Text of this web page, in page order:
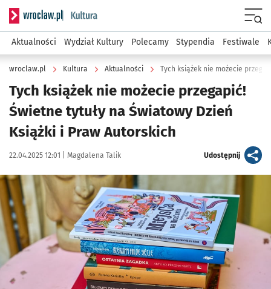
Serwis informacyjny wroclaw.pl podserwis: Kultura
Aktualności Wydział Kultury Polecamy Stypendia Festiwale
wroclaw.pl Kultura Aktualności
Tych książek nie możecie przegapić!
Świetne tytuły na Światowy Dzień
Książki i Praw Autorskich
Data publikacji:
22.04.2025 12:01 | Autor:
Magdalena Talik Udostępnijartykuł
Kliknij, aby zobaczyć galerię